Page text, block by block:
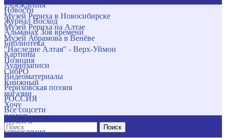
учреждения
Музей Рериха в Новосибирске
Музей Рериха на Алтае
Музей Абрамова в Венёве
"Наследие Алтая" - Верх-Уймон
Позиция
СибРО
Книжный
магазин
Хочу
помочь
Поиск
Новости
Журнал Восход
Альманах Зов времени
Библиотека
Картины
Аудиозаписи
Видеоматериалы
Рериховская поэзия
РОССИЯ
Все соцсети
Музеи и
учреждения